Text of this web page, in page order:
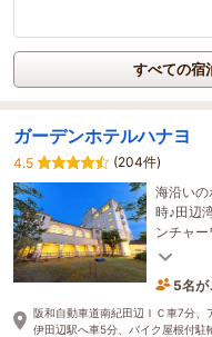
すべての宿
ガーデンホテルハナヨ
4.5
(204件)
海沿い
時♪田辺
ンチャ
無料☆世
5名が
2時
阪和自動車道南紀田辺ＩＣ車7分、
伊田辺駅へ車5分、バイク屋根付駐